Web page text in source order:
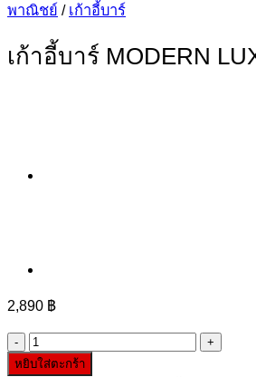
พาณิชย์ / เก้าอี้บาร์
เก้าอี้บาร์ MODERN
2,890 ฿
จำนวน
เก้าอี้
หยิบใส่ตะกร้า